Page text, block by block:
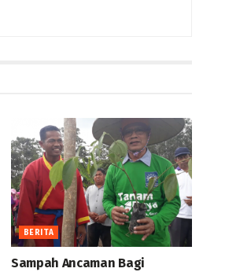
BERITA
Sampah Ancaman Bagi